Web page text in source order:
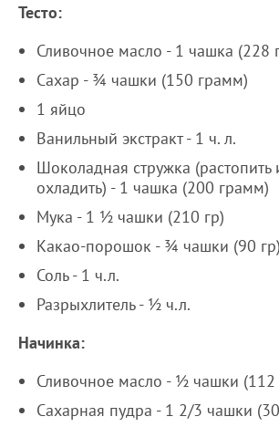
Тесто:
Сливочное масло - 1 чашка (228
Сахар - ¾ чашки (150 грамм)
1 яйцо
Ванильный экстракт - 1 ч. л.
Шоколадная стружка (растопить
охладить) - 1 чашка (200 грамм)
Мука - 1 ½ чашки (210 гр)
Какао-порошок - ¾ чашки (90 гр)
Соль - 1 ч.л.
Разрыхлитель - ½ ч.л.
Начинка:
Сливочное масло - ½ чашки (112
Сахарная пудра - 1 2/3 чашки